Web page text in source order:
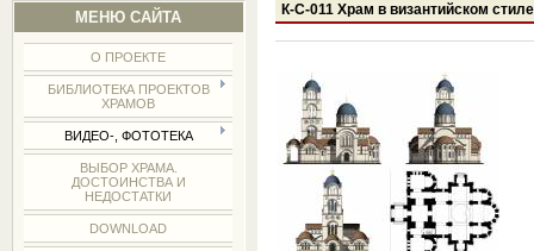
МЕНЮ САЙТА
О ПРОЕКТЕ
БИБЛИОТЕКА ПРОЕКТОВ
ХРАМОВ
ВИДЕО-, ФОТОТЕКА
ВЫБОР ХРАМА.
ДОСТОИНСТВА И
НЕДОСТАТКИ
DOWNLOAD
К-С-011 Храм в византийском